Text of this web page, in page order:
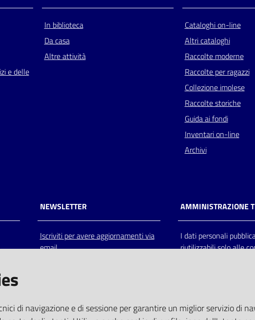
e delle
In biblioteca
Da casa
Altre attività
Cataloghi on-line
Altri cataloghi
Raccolte moderne
Raccolte per ragazzi
Collezione imolese
Raccolte storiche
Guida ai fondi
Inventari on-line
Archivi
NEWSLETTER
Iscriviti per avere aggiornamenti via
email
AMMINISTRAZIONE
I dati personali
riutilizzabili solo alle
di navigazione e di sessione per garantire un miglior servizio di